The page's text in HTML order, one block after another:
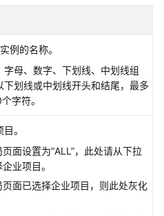
例的名称。
字母、数字、下划线、中划线组
下划线或中划线开头和结尾，最多
字符。
。
面设置为“ALL”，此处请从下拉
业项目。
面已选择企业项目，则此处灰化